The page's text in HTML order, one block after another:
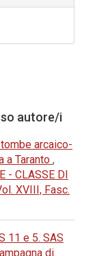
autore/i
arcaico-
a Taranto ,
- CLASSE DI
XVIII, Fasc.
11 e 5. SAS
di